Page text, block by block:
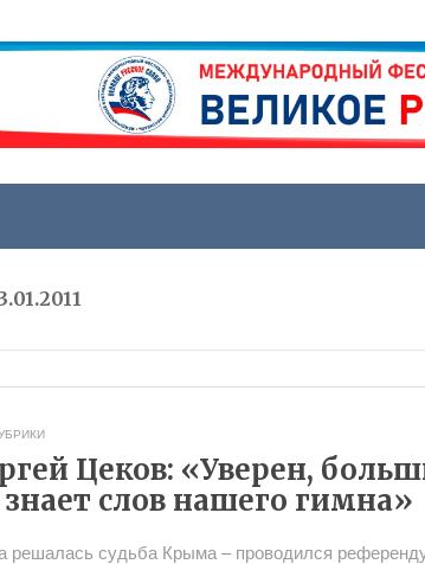
Цеков: «Уверен,
знает слов нашего гимна»
решалась судьба Кры­ма – проводился